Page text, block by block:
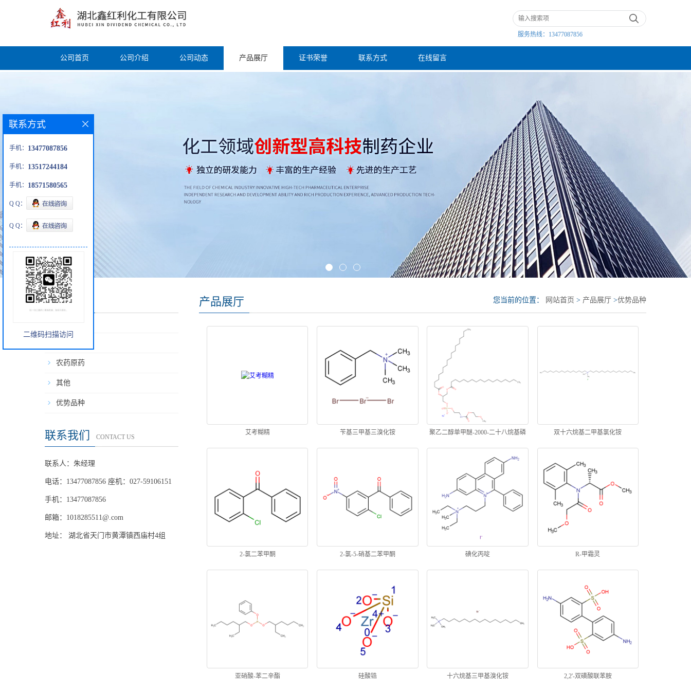
服务热线： 13477087856
公司首页 公司介绍 公司动态 产品展厅 证书荣誉 联系方式 在线留言
产品类别
农药原药
其他
优势品种
联系我们 CONTACT US
联系人：朱经理
电话：13477087856 座机：027-59106151
手机：13477087856
邮箱： 1018285511@.com
地址： 湖北省天门市黄潭镇西庙村4组
产品展厅 您当前的位置： 网站首页 > 产品展厅 >优势品种
艾考糊精 苄基三甲基三溴化铵 聚乙二醇单甲醚-2000-二十八烷基磷
脂酰乙醇胺
双十六烷基二甲基氯化铵
2-氯二苯甲酮 2-氯-5-硝基二苯甲酮 碘化丙啶 R-甲霜灵
亚硝酸-苯二辛酯 硅酸锆 十六烷基三甲基溴化铵 2,2'-双磺酸联苯胺
联系方式
手机： 13477087856
手机： 13517244184
手机： 18571580565
Q Q：
Q Q：
二维码扫描访问